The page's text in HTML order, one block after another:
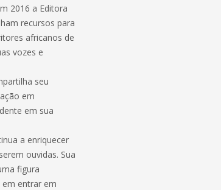
2016 a Editora
recursos para
africanos de
vozes e
seu
em
em sua
a enriquecer
ouvidas. Sua
figura
entrar em